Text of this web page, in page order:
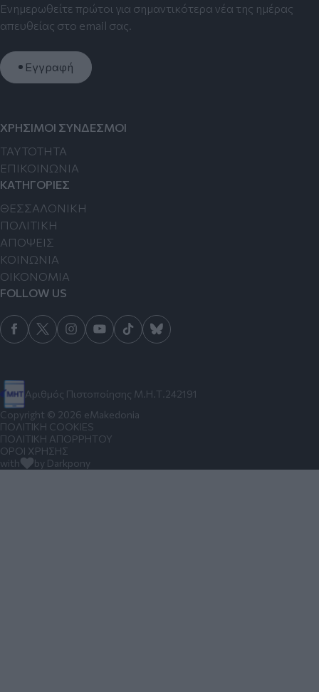
Ενημερωθείτε πρώτοι για σημαντικότερα νέα της ημέρας
απευθείας στο email σας.
Εγγραφή
Αριθμός Πιστοποίησης Μ.Η.Τ.242191
ΧΡΗΣΙΜΟΙ ΣΥΝΔΕΣΜΟΙ
TAYTOTHTA
ΕΠΙΚΟΙΝΩΝΙΑ
ΚΑΤΗΓΟΡΙΕΣ
ΘΕΣΣΑΛΟΝΙΚΗ
ΠΟΛΙΤΙΚΗ
ΑΠΟΨΕΙΣ
ΚΟΙΝΩΝΙΑ
ΟΙΚΟΝΟΜΙΑ
FOLLOW US
Copyright © 2026 eMakedonia
ΠΟΛΙΤΙΚΗ COOKIES
ΠΟΛΙΤΙΚΗ ΑΠΟΡΡΗΤΟΥ
ΟΡΟΙ ΧΡΗΣΗΣ
with
by Darkpony